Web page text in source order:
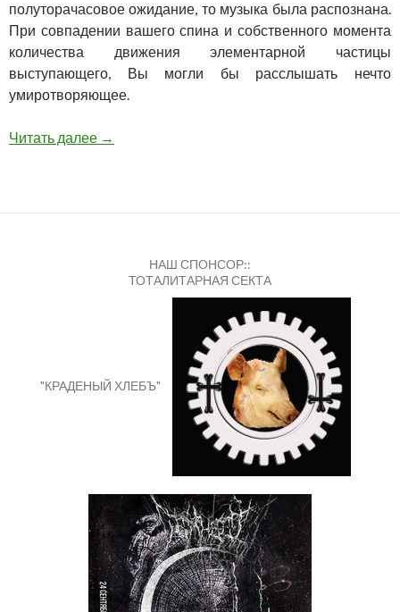
полуторачасовое ожидание, то музыка была распознана.
При совпадении вашего спина и собственного момента
количества движения элементарной частицы
выступающего, Вы могли бы расслышать нечто
умиротворяющее.
Читать далее АТОМЫ И ЦИФРЫ @ MAAVI / 25.04.2015
→
НАШ СПОНСОР::
ТОТАЛИТАРНАЯ СЕКТА
"КРАДЕНЫЙ ХЛЕБЪ"